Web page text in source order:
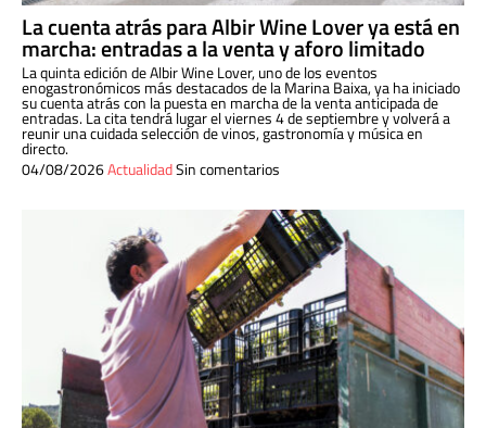
La cuenta atrás para Albir Wine Lover ya está en
marcha: entradas a la venta y aforo limitado
La quinta edición de Albir Wine Lover, uno de los eventos
enogastronómicos más destacados de la Marina Baixa, ya ha iniciado
su cuenta atrás con la puesta en marcha de la venta anticipada de
entradas. La cita tendrá lugar el viernes 4 de septiembre y volverá a
reunir una cuidada selección de vinos, gastronomía y música en
directo.
04/08/2026ActualidadSin comentarios